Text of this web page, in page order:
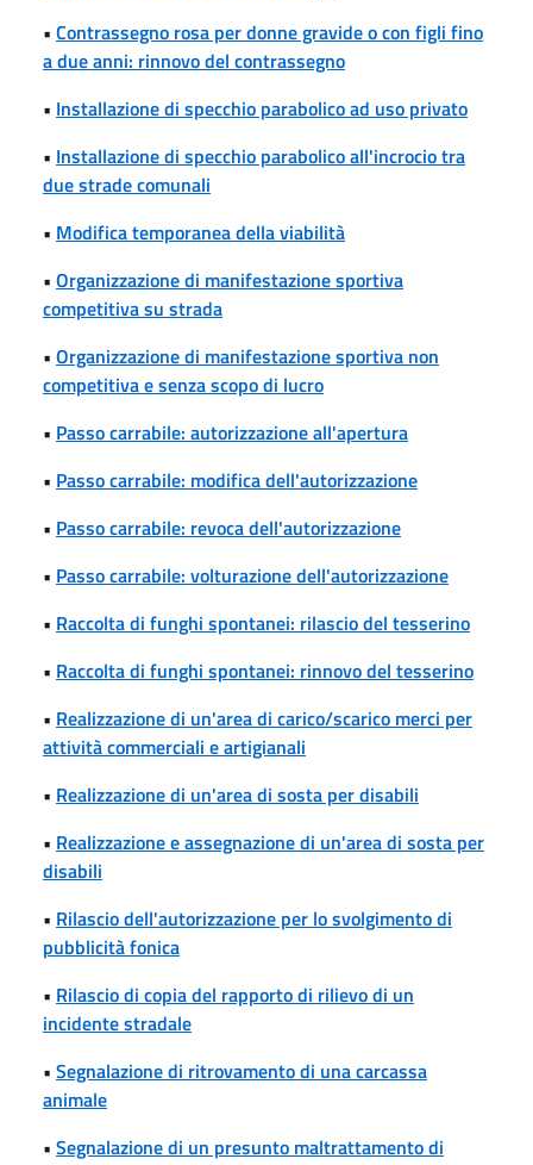
• Contrassegno rosa per donne gravide o con figli fino
a due anni: rinnovo del contrassegno
• Installazione di specchio parabolico ad uso privato
• Installazione di specchio parabolico all'incrocio tra
due strade comunali
• Modifica temporanea della viabilità
• Organizzazione di manifestazione sportiva
competitiva su strada
• Organizzazione di manifestazione sportiva non
competitiva e senza scopo di lucro
• Passo carrabile: autorizzazione all'apertura
• Passo carrabile: modifica dell'autorizzazione
• Passo carrabile: revoca dell'autorizzazione
• Passo carrabile: volturazione dell'autorizzazione
• Raccolta di funghi spontanei: rilascio del tesserino
• Raccolta di funghi spontanei: rinnovo del tesserino
• Realizzazione di un'area di carico/scarico merci per
attività commerciali e artigianali
• Realizzazione di un'area di sosta per disabili
• Realizzazione e assegnazione di un'area di sosta per
disabili
• Rilascio dell'autorizzazione per lo svolgimento di
pubblicità fonica
• Rilascio di copia del rapporto di rilievo di un
incidente stradale
• Segnalazione di ritrovamento di una carcassa
animale
• Segnalazione di un presunto maltrattamento di